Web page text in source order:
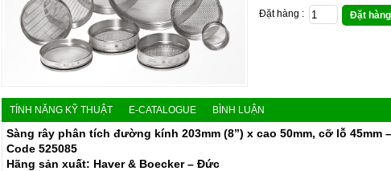
Đặt hàng :
Đặt hàng
TÍNH NĂNG KỸ THUẬT E-CATALOGUE BÌNH LUẬN
Sàng rây phân tích đường kính 203mm (8”) x cao 50mm, cỡ lỗ 45mm
Code 525085
Hãng sản xuất: Haver & Boecker – Đức